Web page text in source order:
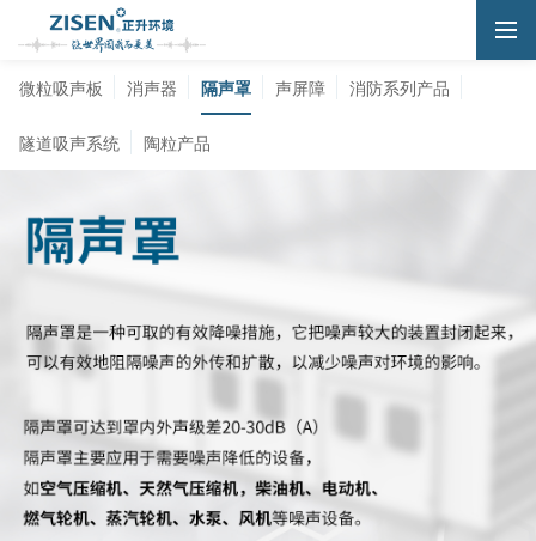
微粒吸声板 消声器 隔声罩 声屏障 消防系列产品
隧道吸声系统 陶粒产品